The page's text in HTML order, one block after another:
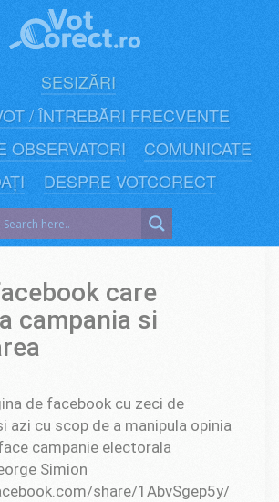
SESIZĂRI
/ ÎNTREBĂRI FRECVENTE
OBSERVATORI
COMUNICATE
DESPRE VOTCORECT
care
campania si
de facebook cu zeci de
azi cu scop de a manipula opinia
campanie electorala
Simion
share/1AbvSgep5y/